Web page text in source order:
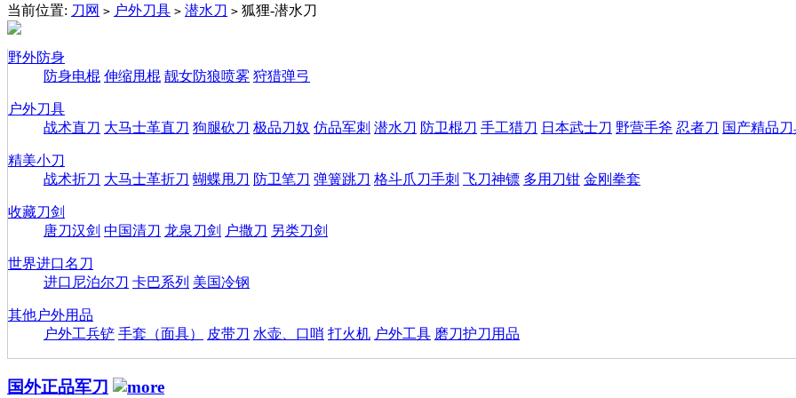
当前位置: 刀网 > 户外刀具 > 潜水刀 > 狐狸-潜水刀
野外防身
防身电棍 伸缩甩棍 靓女防狼喷雾 狩猎弹弓
户外刀具
战术直刀 大马士革直刀 狗腿砍刀 极品刀奴 仿品军刺 潜水刀 防卫棍刀 手工猎刀 日本武士刀 野营手斧 忍者刀 国产精品
精美小刀
战术折刀 大马士革折刀 蝴蝶甩刀 防卫笔刀 弹簧跳刀 格斗爪刀手刺 飞刀神镖 多用刀钳 金刚拳套
收藏刀剑
唐刀汉剑 中国清刀 龙泉刀剑 户撒刀 另类刀剑
世界进口名刀
进口尼泊尔刀 卡巴系列 美国冷钢
其他户外用品
户外工兵铲 手套（面具） 皮带刀 水壶、口哨 打火机 户外工具 磨刀护刀用品
国外正品军刀